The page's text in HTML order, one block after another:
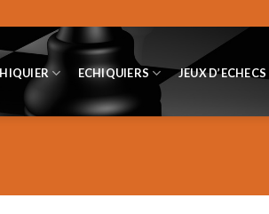
ECHIQUIERS JEUX D’ECHECS